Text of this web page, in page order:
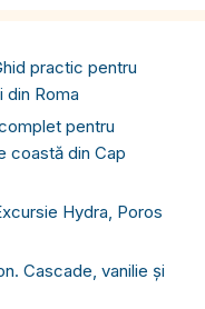
practic pentru
din Roma
pentru
coastă din Cap
Hydra, Poros
Cascade, vanilie și